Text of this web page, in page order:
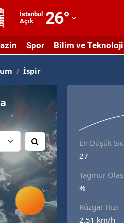
İstanbul
Açık
26°
Adıyaman
Afyonkarahisar
Amasya
Ankara
Antalya
Artvin
Aydın
Balıkesir
Spor Bilim ve Teknoloji
/ İspir
En Düşük
27
Yağmur
%
Rüzgar Hızı
2.51 km/h